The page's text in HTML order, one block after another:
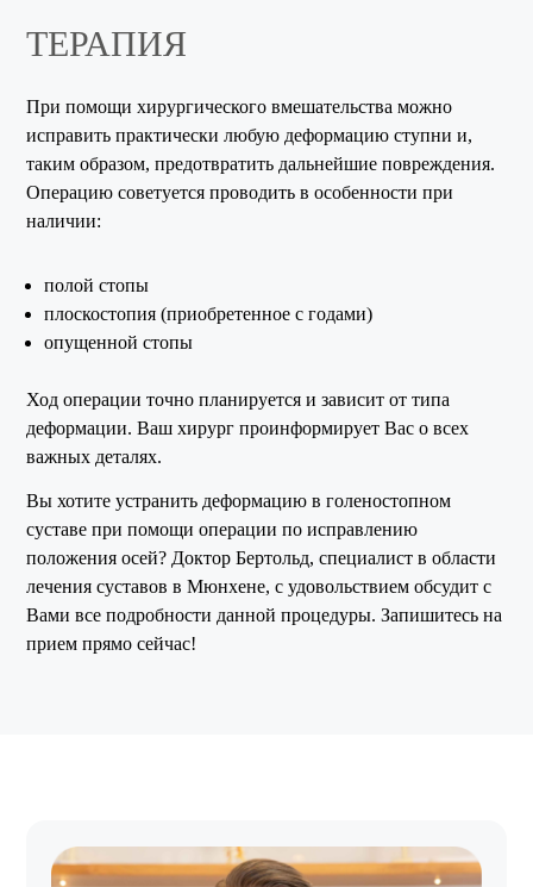
ТЕРАПИЯ
При помощи хирургического вмешательства можно
исправить практически любую деформацию ступни и,
таким образом, предотвратить дальнейшие повреждения.
Операцию советуется проводить в особенности при
наличии:
полой стопы
плоскостопия (приобретенное с годами)
опущенной стопы
Ход операции точно планируется и зависит от типа
деформации. Ваш хирург проинформирует Вас о всех
важных деталях.
Вы хотите устранить деформацию в голеностопном
суставе при помощи операции по исправлению
положения осей? Доктор Бертольд, специалист в области
лечения суставов в Мюнхене, с удовольствием обсудит с
Вами все подробности данной процедуры. Запишитесь на
прием прямо сейчас!